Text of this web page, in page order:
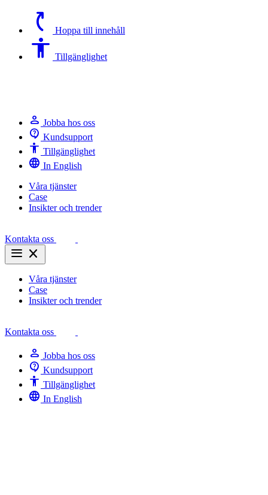
switch_access_shortcut Hoppa till innehåll
Accessibility Tillgänglighet
person Jobba hos oss
contact_support Kundsupport
Accessibility Tillgänglighet
language In English
Våra tjänster
Case
Insikter och trender
Kontakta oss
menu close
Våra tjänster
Case
Insikter och trender
Kontakta oss
person Jobba hos oss
contact_support Kundsupport
Accessibility Tillgänglighet
language In English